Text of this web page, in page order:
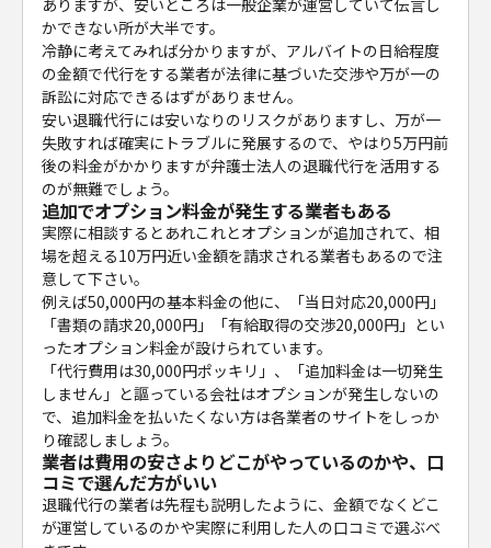
ありますが、安いところは一般企業が運営していて伝言し
かできない所が大半です。
冷静に考えてみれば分かりますが、アルバイトの日給程度
の金額で代行をする業者が法律に基づいた交渉や万が一の
訴訟に対応できるはずがありません。
安い退職代行には安いなりのリスクがありますし、万が一
失敗すれば確実にトラブルに発展するので、やはり5万円前
後の料金がかかりますが弁護士法人の退職代行を活用する
のが無難でしょう。
追加でオプション料金が発生する業者もある
実際に相談するとあれこれとオプションが追加されて、相
場を超える10万円近い金額を請求される業者もあるので注
意して下さい。
例えば50,000円の基本料金の他に、「当日対応20,000円」
「書類の請求20,000円」「有給取得の交渉20,000円」とい
ったオプション料金が設けられています。
「代行費用は30,000円ポッキリ」、「追加料金は一切発生
しません」と謳っている会社はオプションが発生しないの
で、追加料金を払いたくない方は各業者のサイトをしっか
り確認しましょう。
業者は費用の安さよりどこがやっているのかや、口
コミで選んだ方がいい
退職代行の業者は先程も説明したように、金額でなくどこ
が運営しているのかや実際に利用した人の口コミで選ぶべ